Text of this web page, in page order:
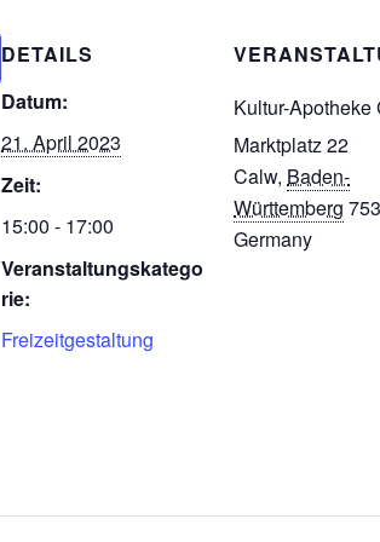
DETAILS
Datum:
21. April 2023
Zeit:
15:00 - 17:00
Veranstaltungskatego
rie:
Freizeitgestaltung
Kultur-Apotheke
Marktplatz 22
Calw, Baden-
Württemberg
Germany